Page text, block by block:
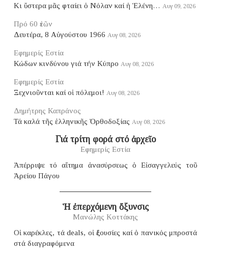
Κι ὕστερα μᾶς φταίει ὁ Νόλαν καί ἡ Ἑλένη… Αυγ 09, 2026
Πρό 60 ἐτῶν
Δευτέρα, 8 Αὐγούστου 1966 Αυγ 08, 2026
Εφημερίς Εστία
Κώδων κινδύνου γιά τήν Κύπρο Αυγ 08, 2026
Εφημερίς Εστία
Ξεχνιοῦνται καί οἱ πόλεμοι! Αυγ 08, 2026
Δημήτρης Καπράνος
Τά καλά τῆς ἑλληνικῆς Ὀρθοδοξίας Αυγ 08, 2026
Γιά τρίτη φορά στό ἀρχεῖο
Εφημερίς Εστία
Ἀπέρριψε τό αἴτημα ἀνασύρσεως ὁ Εἰσαγγελεύς τοῦ
Ἀρείου Πάγου
Ἡ ἐπερχόμενη ὄξυνσις
Μανώλης Κοττάκης
Οἱ καρέκλες, τά deals, οἱ ἐξουσίες καί ὁ πανικός μπροστά
στά διαγραφόμενα